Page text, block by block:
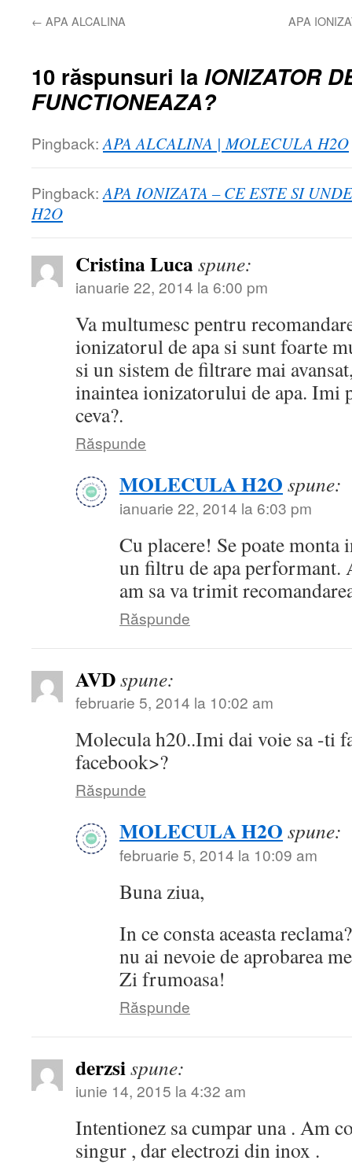
← APA ALCALINA APA
10 răspunsuri la IONIZATOR
FUNCTIONEAZA?
Pingback: APA ALCALINA | MOLECULA H2O
Pingback: APA IONIZATA – CE ESTE SI
H2O
Cristina Lucaspune:
ianuarie 22, 2014 la 6:00 pm
Va multumesc pentru
ionizatorul de apa si sunt foarte
si un sistem de filtrare mai
inaintea ionizatorului de apa. Imi
ceva?.
Răspunde
MOLECULA H2O spune:
ianuarie 22, 2014 la 6:03 pm
Cu placere! Se poate
un filtru de apa performant.
am sa va trimit
Răspunde
AVDspune:
februarie 5, 2014 la 10:02 am
Molecula h20..Imi dai voie sa -ti
facebook>?
Răspunde
MOLECULA H2O spune:
februarie 5, 2014 la 10:09 am
Buna ziua,
In ce consta aceasta
nu ai nevoie de aprobarea
Zi frumoasa!
Răspunde
derzsispune:
iunie 14, 2015 la 4:32 am
Intentionez sa cumpar una . Am
singur , dar electrozi din inox .